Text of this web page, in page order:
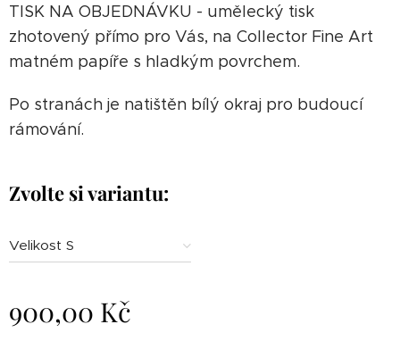
TISK NA OBJEDNÁVKU - umělecký tisk
zhotovený přímo pro Vás, na Collector Fine Art
matném papíře s hladkým povrchem.
Po stranách je natištěn bílý okraj pro budoucí
rámování.
Zvolte si variantu:
Velikost S
900,00 Kč